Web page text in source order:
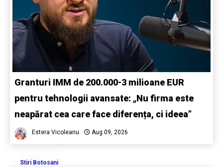
Granturi IMM de 200.000-3 milioane EUR
pentru tehnologii avansate: „Nu firma este
neapărat cea care face diferența, ci ideea”
Estera Vicoleanu Aug 09, 2026
Stiri Botosani